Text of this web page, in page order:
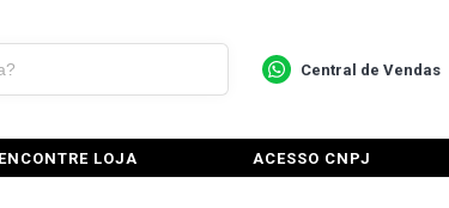
Central de Vendas
ENCONTRE LOJA ACESSO CNPJ